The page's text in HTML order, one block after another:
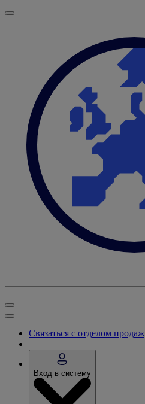
Связаться с отделом продаж
Вход в систему